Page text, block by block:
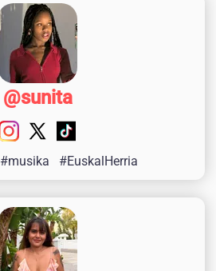
@sunita
#musika #EuskalHerria